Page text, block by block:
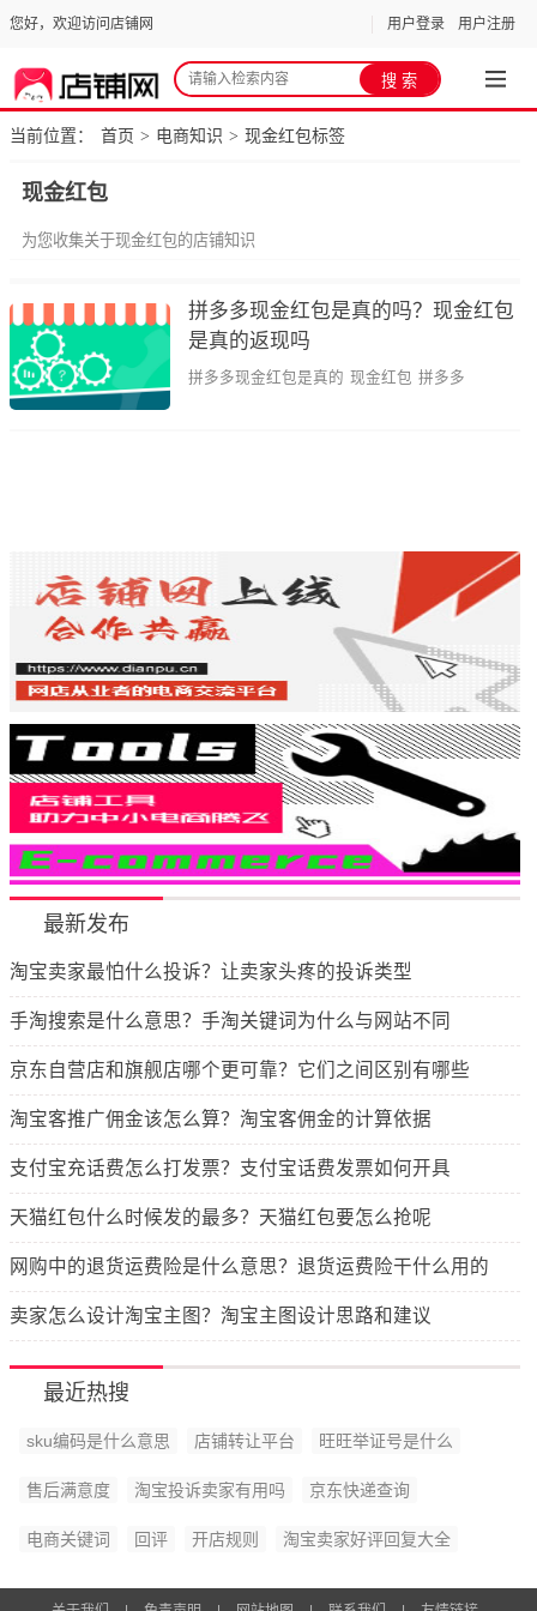
您好，欢迎访问店铺网 用户登录 用户注册
当前位置： 首页 > 电商知识 > 现金红包标签
现金红包
为您收集关于现金红包的店铺知识
拼多多现金红包是真的吗？现金红包
是真的返现吗
拼多多现金红包是真的 现金红包 拼多多
最新发布
淘宝卖家最怕什么投诉？让卖家头疼的投诉类型
手淘搜索是什么意思？手淘关键词为什么与网站不同
京东自营店和旗舰店哪个更可靠？它们之间区别有哪些
淘宝客推广佣金该怎么算？淘宝客佣金的计算依据
支付宝充话费怎么打发票？支付宝话费发票如何开具
天猫红包什么时候发的最多？天猫红包要怎么抢呢
网购中的退货运费险是什么意思？退货运费险干什么用的
卖家怎么设计淘宝主图？淘宝主图设计思路和建议
最近热搜
sku编码是什么意思 店铺转让平台 旺旺举证号是什么
售后满意度 淘宝投诉卖家有用吗 京东快递查询
电商关键词 回评 开店规则 淘宝卖家好评回复大全